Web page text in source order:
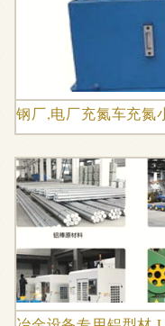
钢厂,电厂充氮车充氮